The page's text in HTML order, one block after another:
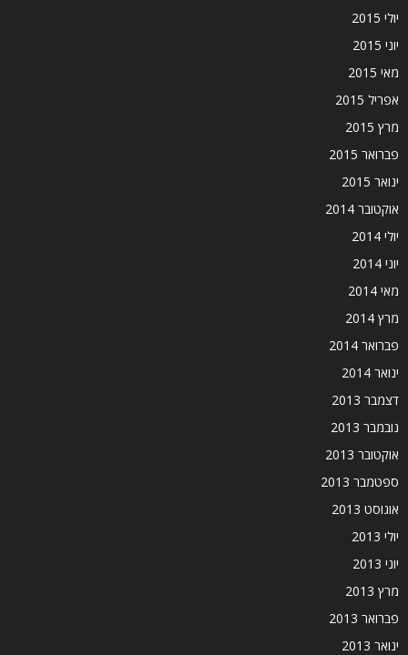
יולי 2015
יוני 2015
מאי 2015
אפריל 2015
מרץ 2015
פברואר 2015
ינואר 2015
אוקטובר 2014
יולי 2014
יוני 2014
מאי 2014
מרץ 2014
פברואר 2014
ינואר 2014
דצמבר 2013
נובמבר 2013
אוקטובר 2013
ספטמבר 2013
אוגוסט 2013
יולי 2013
יוני 2013
מרץ 2013
פברואר 2013
ינואר 2013